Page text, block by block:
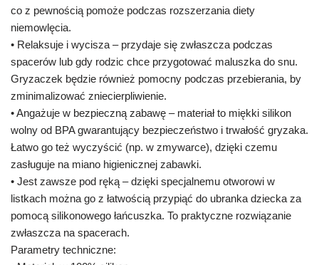
co z pewnością pomoże podczas rozszerzania diety
niemowlęcia.
• Relaksuje i wycisza – przydaje się zwłaszcza podczas
spacerów lub gdy rodzic chce przygotować maluszka do snu.
Gryzaczek będzie również pomocny podczas przebierania, by
zminimalizować zniecierpliwienie.
• Angażuje w bezpieczną zabawę – materiał to miękki silikon
wolny od BPA gwarantujący bezpieczeństwo i trwałość gryzaka.
Łatwo go też wyczyścić (np. w zmywarce), dzięki czemu
zasługuje na miano higienicznej zabawki.
• Jest zawsze pod ręką – dzięki specjalnemu otworowi w
listkach można go z łatwością przypiąć do ubranka dziecka za
pomocą silikonowego łańcuszka. To praktyczne rozwiązanie
zwłaszcza na spacerach.
Parametry techniczne: